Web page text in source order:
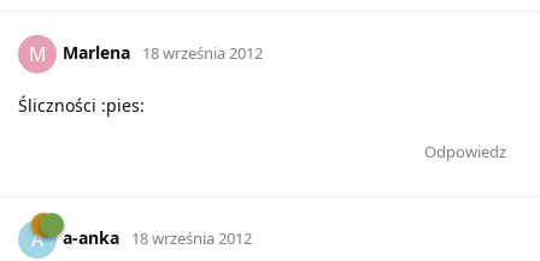
M Marlena 18 września 2012
Śliczności :pies:
Odpowiedz
A a-anka 18 września 2012